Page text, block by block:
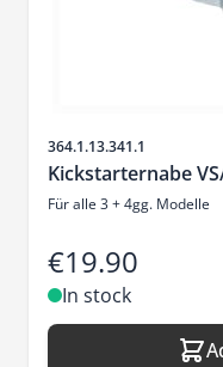
Sku
364.1.13.341.1
Kickstarternabe
Für alle 3 + 4gg. Modelle
€19.90
In stock